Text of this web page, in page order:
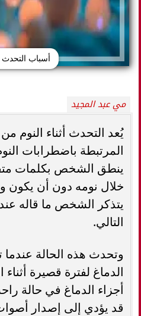
أسباب التحدث
مي عبد المجيد
يُعد التحدث أثناء النوم
المرتبطة باضطرابات
ينطق الشخص بكلمات
خلال نومه دون أن يكون
يتذكر الشخص ما قاله
التالي.
وتحدث هذه الحالة
الدماغ لفترة قصيرة أثناء
أجزاء الدماغ في حالة
قد يؤدي إلى إصدار